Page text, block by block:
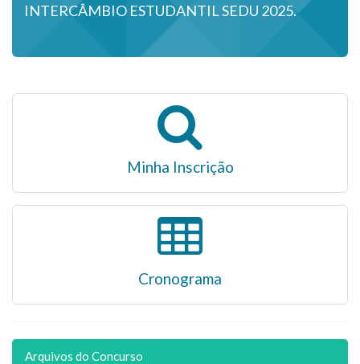
INTERCÂMBIO ESTUDANTIL SEDU 2025.
Minha Inscrição
Cronograma
Arquivos do Concurso